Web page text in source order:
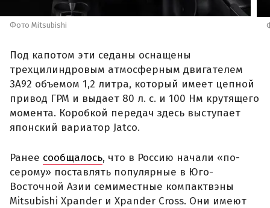
Фото Mitsubishi
Под капотом эти седаны оснащены
трехцилиндровым атмосферным двигателем
3A92 объемом 1,2 литра, который имеет цепной
привод ГРМ и выдает 80 л. с. и 100 Нм крутящего
момента. Коробкой передач здесь выступает
японский вариатор Jatco.
Ранее сообщалось, что в Россию начали «по-
серому» поставлять популярные в Юго-
Восточной Азии семиместные компактвэны
Mitsubishi Xpander и Xpander Cross. Они имеют